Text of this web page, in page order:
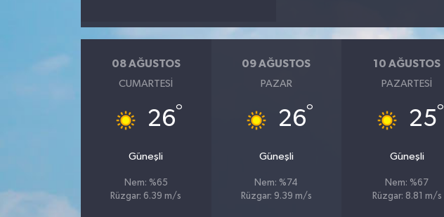
08 AĞUSTOS
CUMARTESI
26°
Güneşli
Nem: %65
Rüzgar: 6.39 m/s
09 AĞUSTOS
PAZAR
26°
Güneşli
Nem: %74
Rüzgar: 9.39 m/s
10 AĞUSTOS
PAZARTESI
25°
Güneşli
Nem: %67
Rüzgar: 8.81 m/s